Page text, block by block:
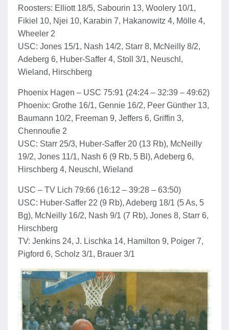
Roosters: Elliott 18/5, Sabourin 13, Woolery 10/1,
Fikiel 10, Njei 10, Karabin 7, Hakanowitz 4, Mölle 4,
Wheeler 2
USC: Jones 15/1, Nash 14/2, Starr 8, McNeilly 8/2,
Adeberg 6, Huber-Saffer 4, Stoll 3/1, Neuschl,
Wieland, Hirschberg
Phoenix Hagen – USC 75:91 (24:24 – 32:39 – 49:62)
Phoenix: Grothe 16/1, Gennie 16/2, Peer Günther 13,
Baumann 10/2, Freeman 9, Jeffers 6, Griffin 3,
Chennoufie 2
USC: Starr 25/3, Huber-Saffer 20 (13 Rb), McNeilly
19/2, Jones 11/1, Nash 6 (9 Rb, 5 Bl), Adeberg 6,
Hirschberg 4, Neuschl, Wieland
USC – TV Lich 79:66 (16:12 – 39:28 – 63:50)
USC: Huber-Saffer 22 (9 Rb), Adeberg 18/1 (5 As, 5
Bg), McNeilly 16/2, Nash 9/1 (7 Rb), Jones 8, Starr 6,
Hirschberg
TV: Jenkins 24, J. Lischka 14, Hamilton 9, Poiger 7,
Pigford 6, Scholz 3/1, Brauer 3/1